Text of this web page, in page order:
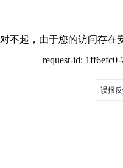
对不起，由于您的访问存在
request-id:
误报